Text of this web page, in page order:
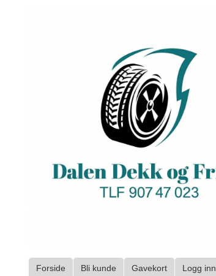
Forside Bli kunde Gavekort Logg inn